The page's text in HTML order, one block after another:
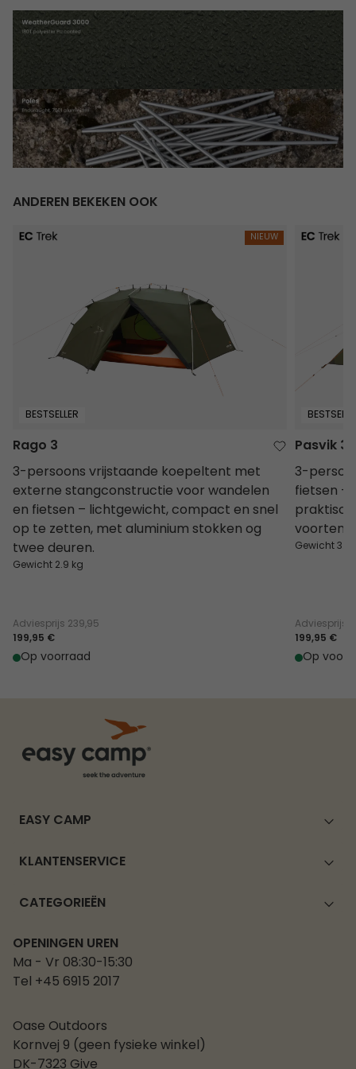
ANDEREN BEKEKEN OOK
Rago 3
NIEUW
BESTSELLER
Rago 3
3-persoons vrijstaande koepeltent met
externe stangconstructie voor wandelen
en fietsen – lichtgewicht, compact en snel
op te zetten, met aluminium stokken og
twee deuren.
Gewicht 2.9 kg
Adviesprijs 239,95
199,95 €
Op voorraad
Pasvik 3
Pasvik 3
3-
fietsen –
voortent
Gewicht 3.2
Adviesprijs
199,95 €
Op
EASY CAMP
KLANTENSERVICE
CATEGORIEËN
OPENINGEN UREN
Ma - Vr 08:30-15:30
Tel +45 6915 2017
Oase Outdoors
Kornvej 9 (geen fysieke winkel)
DK-7323 Give